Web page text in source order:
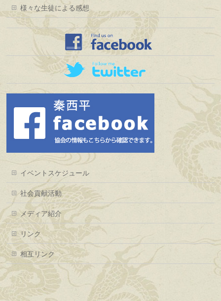
様々な生徒による感想
イベントスケジュール
社会貢献活動
メディア紹介
リンク
相互リンク